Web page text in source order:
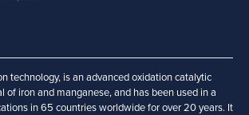
technology, is an advanced oxidation catalytic
of iron and manganese, and has been used in a
in 65 countries worldwide for over 20 years. It